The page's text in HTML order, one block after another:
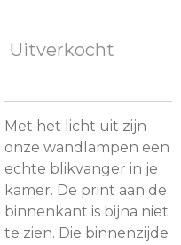
Uitverkocht
Met het licht uit zijn
onze wandlampen een
echte blikvanger in je
kamer. De print aan de
binnenkant is bijna niet
te zien. Die binnenzijde